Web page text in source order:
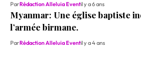
ParRédaction Alleluia Eventil y a 6 ans
Myanmar: Une église baptiste
l’armée birmane.
ParRédaction Alleluia Eventil y a 4 ans